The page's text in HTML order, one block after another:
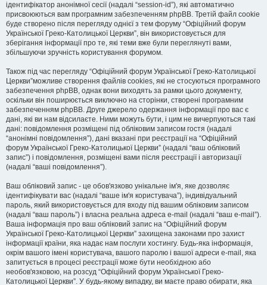
ідентифікатор анонімної сесії (надалі “session-id”), які автоматично
присвоюються вам програмним забезпеченням phpBB. Третій файл cookie
буде створено після перегляду однієї з тем форуму “Офіційний форум
Української Греко-Католицької Церкви”, він використовується для
зберігання інформації про те, які теми вже були переглянуті вами,
збільшуючи зручність користування форумом.
Також під час перегляду “Офіційний форум Української Греко-Католицької
Церкви”можливе створення файлів cookies, які не стосуються програмного
забезпечення phpBB, однак вони виходять за рамки цього документу,
оскільки він поширюється виключно на сторінки, створені програмним
забезпеченням phpBB. Друге джерело одержання інформації про вас є
дані, які ви нам відсилаєте. Ними можуть бути, і цим не вичерпуються такі
дані: повідомлення розміщені під обліковим записом гостя (надалі
“анонімні повідомлення”), дані вказані при реєстрації на “Офіційний
форум Української Греко-Католицької Церкви” (надалі “ваш обліковий
запис”) і повідомлення, розміщені вами після реєстрації і авторизації
(надалі “ваші повідомлення”).
Ваш обліковий запис - це обов'язково унікальне ім'я, яке дозволяє
ідентифікувати вас (надалі “ваше ім'я користувача”), індивідуальний
пароль, який використовується для входу під вашим обліковим записом
(надалі “ваш пароль”) і власна реальна адреса e-mail (надалі “ваш e-mail”).
Ваша інформація про ваш обліковий запис на “Офіційний форум
Української Греко-Католицької Церкви” захищена законами про захист
інформації країни, яка надає нам послуги хостингу. Будь-яка інформація,
окрім вашого імені користувача, вашого паролю і вашої адреси e-mail, яка
запитується в процесі реєстрації може бути необхідною або
необов'язковою, на розсуд “Офіційний форум Української Греко-
Католицької Церкви”. У будь-якому випадку, ви маєте право обирати, яка